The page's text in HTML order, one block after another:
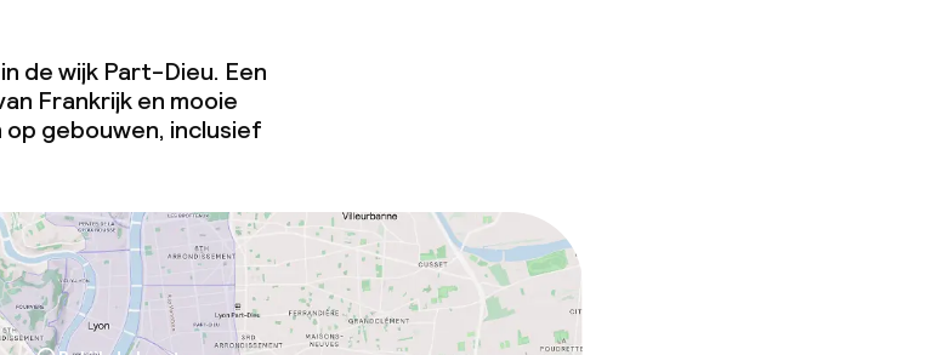
de wijk Part-Dieu. Een
Frankrijk en mooie
gebouwen, inclusief